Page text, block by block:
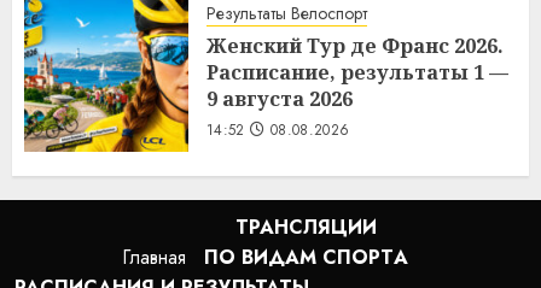
Результаты Велоспорт
Женский Тур де Франс 2026.
Расписание, результаты 1 —
9 августа 2026
14:52 08.08.2026
Главная
ТРАНСЛЯЦИИ
ПО ВИДАМ СПОРТA